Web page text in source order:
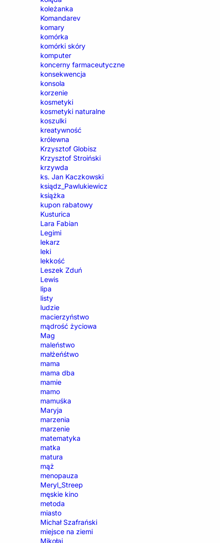
koleżanka
Komandarev
komary
komórka
komórki skóry
komputer
koncerny farmaceutyczne
konsekwencja
konsola
korzenie
kosmetyki
kosmetyki naturalne
koszulki
kreatywność
królewna
Krzysztof Globisz
Krzysztof Stroiński
krzywda
ks. Jan Kaczkowski
ksiądz_Pawlukiewicz
książka
kupon rabatowy
Kusturica
Lara Fabian
Legimi
lekarz
leki
lekkość
Leszek Zduń
Lewis
lipa
listy
ludzie
macierzyństwo
mądrość życiowa
Mag
maleństwo
małżeńśtwo
mama
mama dba
mamie
mamo
mamuśka
Maryja
marzenia
marzenie
matematyka
matka
matura
mąż
menopauza
Meryl_Streep
męskie kino
metoda
miasto
Michał Szafrański
miejsce na ziemi
Mikołaj